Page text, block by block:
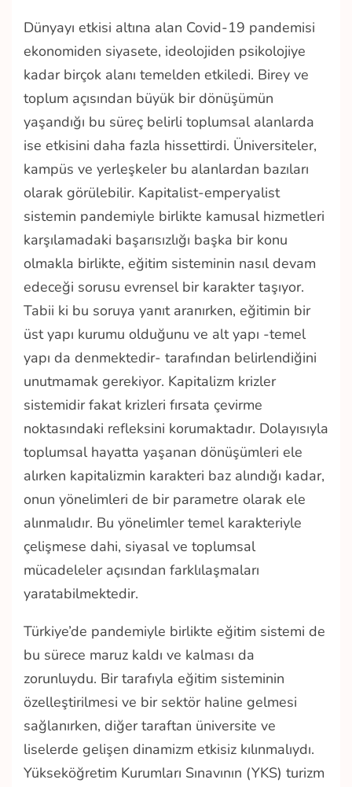
Dünyayı etkisi altına alan Covid-19 pandemisi
ekonomiden siyasete, ideolojiden psikolojiye
kadar birçok alanı temelden etkiledi. Birey ve
toplum açısından büyük bir dönüşümün
yaşandığı bu süreç belirli toplumsal alanlarda
ise etkisini daha fazla hissettirdi. Üniversiteler,
kampüs ve yerleşkeler bu alanlardan bazıları
olarak görülebilir. Kapitalist-emperyalist
sistemin pandemiyle birlikte kamusal hizmetleri
karşılamadaki başarısızlığı başka bir konu
olmakla birlikte, eğitim sisteminin nasıl devam
edeceği sorusu evrensel bir karakter taşıyor.
Tabii ki bu soruya yanıt aranırken, eğitimin bir
üst yapı kurumu olduğunu ve alt yapı -temel
yapı da denmektedir- tarafından belirlendiğini
unutmamak gerekiyor. Kapitalizm krizler
sistemidir fakat krizleri fırsata çevirme
noktasındaki refleksini korumaktadır. Dolayısıyla
toplumsal hayatta yaşanan dönüşümleri ele
alırken kapitalizmin karakteri baz alındığı kadar,
onun yönelimleri de bir parametre olarak ele
alınmalıdır. Bu yönelimler temel karakteriyle
çelişmese dahi, siyasal ve toplumsal
mücadeleler açısından farklılaşmaları
yaratabilmektedir.
Türkiye’de pandemiyle birlikte eğitim sistemi de
bu sürece maruz kaldı ve kalması da
zorunluydu. Bir tarafıyla eğitim sisteminin
özelleştirilmesi ve bir sektör haline gelmesi
sağlanırken, diğer taraftan üniversite ve
liselerde gelişen dinamizm etkisiz kılınmalıydı.
Yükseköğretim Kurumları Sınavının (YKS) turizm